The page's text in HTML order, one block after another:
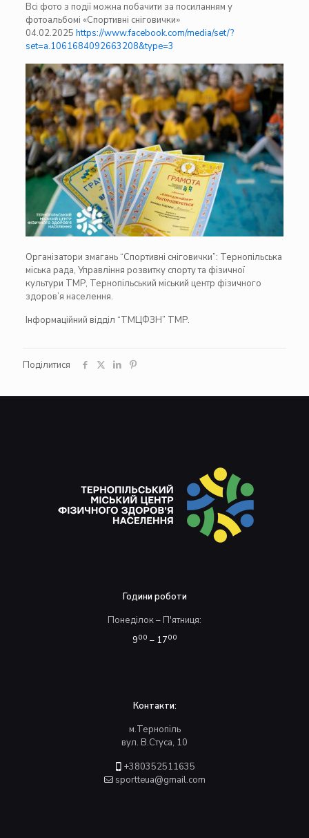
Всі фото з події можна побачити за посиланням у
фотоальбомі «Спортивні сніговички»
04.02.2025 https://www.facebook.com/media/set/?
set=a.1061684092663208&type=3
Організатори змагань “Спортивні сніговички”: Тернопільська
міська рада, Управління розвитку спорту та фізичної
культури ТМР, Тернопільський міський центр фізичного
здоров’я населення.
Інформаційний відділ “ТМЦФЗН” ТМР.
Поділитися
Години роботи
Понеділок – П'ятниця:
900 – 1700
Контакти:
м.Тернопіль
вул. В.Стуса, 10
+380352511635
sportteua@gmail.com